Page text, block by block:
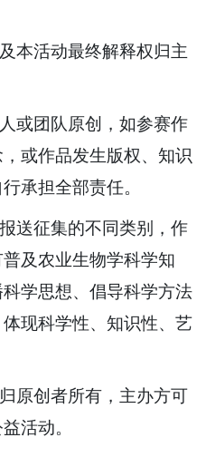
本活动最终解释权归主
或团队原创，如参赛作
或作品发生版权、知识
承担全部责任。
送征集的不同类别，作
及农业生物学科学知
学思想、倡导科学方法
现科学性、知识性、艺
原创者所有，主办方可
活动。